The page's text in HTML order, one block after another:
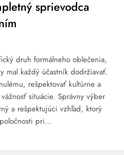
sprievodca
druh formálneho oblečenia,
mal každý účastník dodržiavať.
rešpektovať kultúrne a
situácie. Správny výber
a rešpektujúci vzhľad, ktorý
pri…